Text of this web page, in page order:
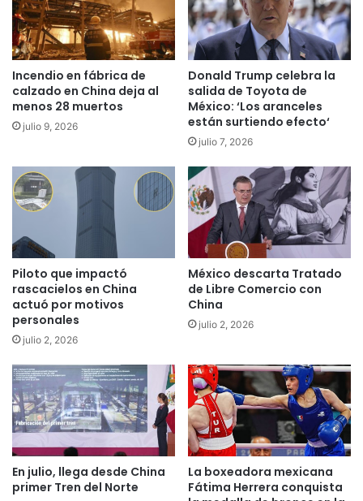
Incendio en fábrica de
calzado en China deja al
menos 28 muertos
julio 9, 2026
Donald Trump celebra la
salida de Toyota de
México: ‘Los aranceles
están surtiendo efecto‘
julio 7, 2026
Piloto que impactó
rascacielos en China
actuó por motivos
personales
julio 2, 2026
México descarta Tratado
de Libre Comercio con
China
julio 2, 2026
En julio, llega desde China
primer Tren del Norte
La boxeadora mexicana
Fátima Herrera conquista